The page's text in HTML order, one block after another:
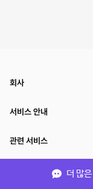
더 많은
회사
서비스 안내
관련 서비스